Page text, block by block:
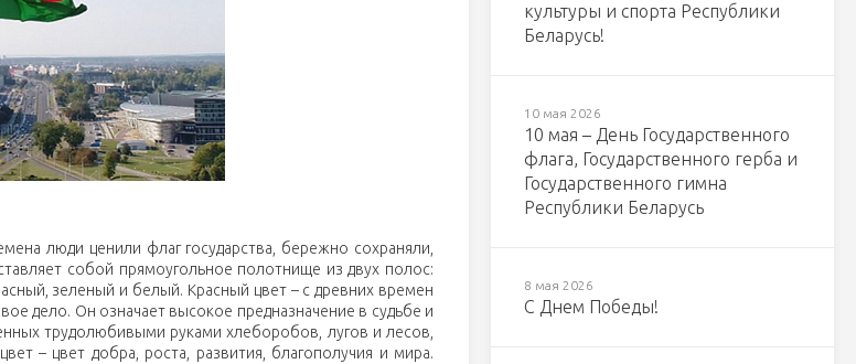
люди ценили флаг государства, бережно сохраняли,
собой прямоугольное полотнище из двух полос:
зеленый и белый. Красный цвет – с древних времен
дело. Он означает высокое предназначение в судьбе и
трудолюбивыми руками хлеборобов, лугов и лесов,
– цвет добра, роста, развития, благополучия и мира.
культуры и спорта Республики
Беларусь!
10 мая 2026
10 мая – День Государственного
флага, Государственного герба и
Государственного гимна
Республики Беларусь
8 мая 2026
С Днем Победы!